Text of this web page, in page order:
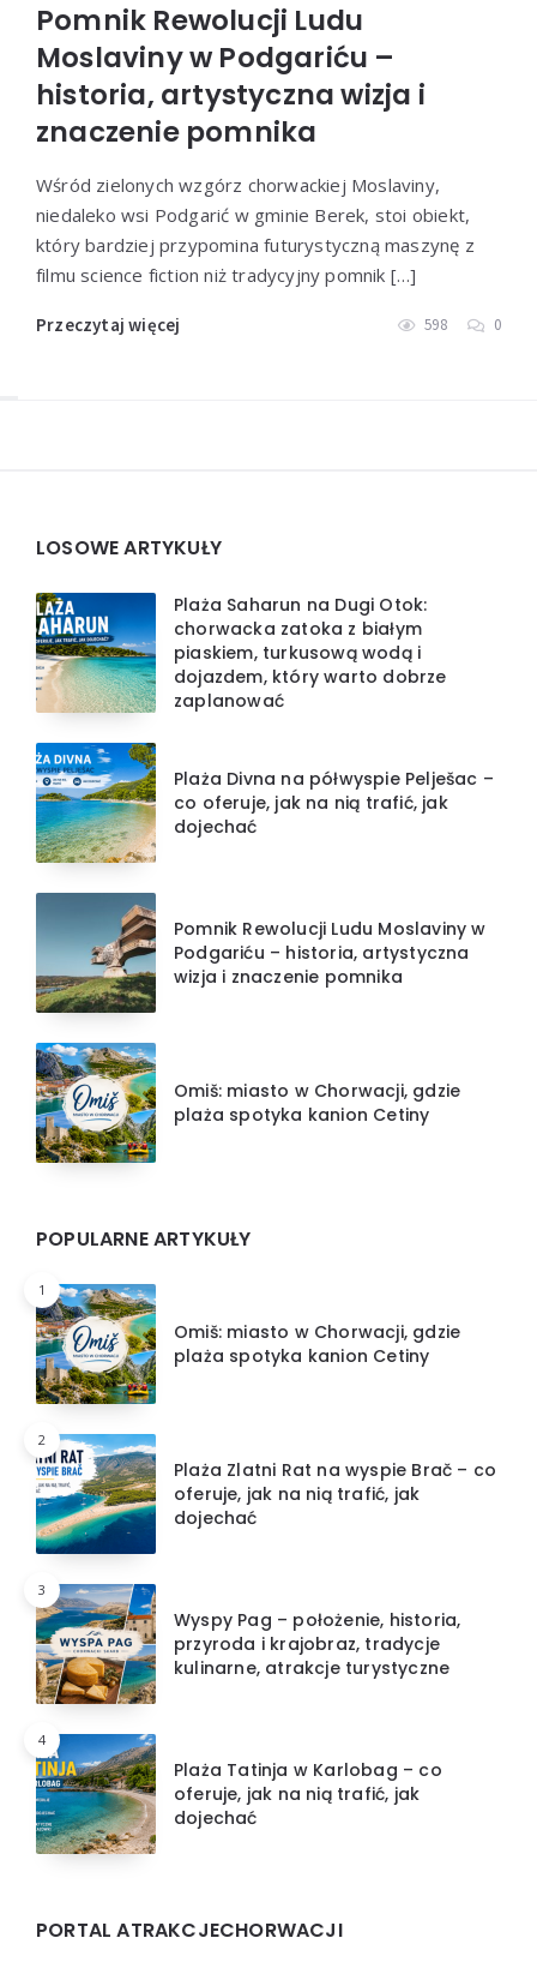
Pomnik Rewolucji Ludu
Moslaviny w Podgariću –
historia, artystyczna wizja i
znaczenie pomnika
Wśród zielonych wzgórz chorwackiej Moslaviny,
niedaleko wsi Podgarić w gminie Berek, stoi obiekt,
który bardziej przypomina futurystyczną maszynę z
filmu science fiction niż tradycyjny pomnik […]
Przeczytaj więcej 598 0
LOSOWE ARTYKUŁY
Plaża Saharun na Dugi Otok:
chorwacka zatoka z białym
piaskiem, turkusową wodą i
dojazdem, który warto dobrze
zaplanować
Plaża Divna na półwyspie Pelješac –
co oferuje, jak na nią trafić, jak
dojechać
Pomnik Rewolucji Ludu Moslaviny w
Podgariću – historia, artystyczna
wizja i znaczenie pomnika
Omiš: miasto w Chorwacji, gdzie
plaża spotyka kanion Cetiny
POPULARNE ARTYKUŁY
1
Omiš: miasto w Chorwacji, gdzie
plaża spotyka kanion Cetiny
2
Plaża Zlatni Rat na wyspie Brač – co
oferuje, jak na nią trafić, jak
dojechać
3
Wyspy Pag – położenie, historia,
przyroda i krajobraz, tradycje
kulinarne, atrakcje turystyczne
4
Plaża Tatinja w Karlobag – co
oferuje, jak na nią trafić, jak
dojechać
PORTAL ATRAKCJECHORWACJI